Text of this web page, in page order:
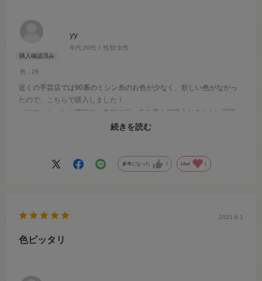
yy
年代:20代 性別:女性
色：26
近くの手芸店では90番のミシン糸のお色が少なく、欲しい色がなかっ
たので、こちらで購入しました！
バリエーションが豊富で、生地に近い色を選んで購入しました。写真
の色と実物が違ったらなあと悩みましたが、そこまで大差がなく、思
続きを読む
参考になった 1 Like! 1
2021.6.1
色ピッタリ